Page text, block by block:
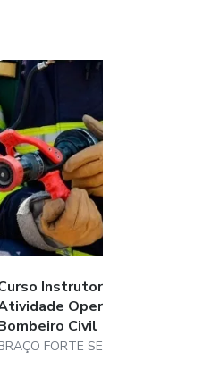
Instrutor de
Operacional de
Civil